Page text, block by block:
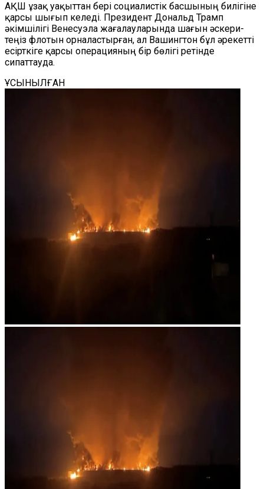
АҚШ ұзақ уақыттан бері социалистік басшының билігіне
қарсы шығып келеді. Президент Дональд Трамп
әкімшілігі Венесуэла жағалауларында шағын әскери-
теңіз флотын орналастырған, ал Вашингтон бұл әрекетті
есірткіге қарсы операцияның бір бөлігі ретінде
сипаттауда.
ҰСЫНЫЛҒАН